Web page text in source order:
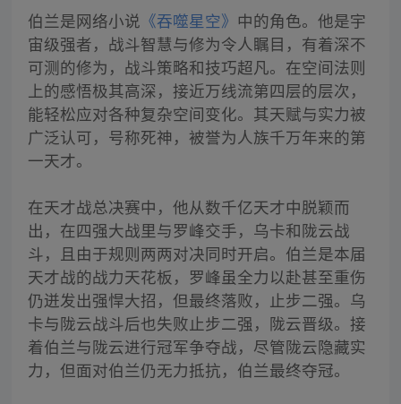
伯兰是网络小说 《吞噬星空》 中的角色。他是宇
宙级强者，战斗智慧与修为令人瞩目，有着深不
可测的修为，战斗策略和技巧超凡。在空间法则
上的感悟极其高深，接近万线流第四层的层次，
能轻松应对各种复杂空间变化。其天赋与实力被
广泛认可，号称死神，被誉为人族千万年来的第
一天才。
在天才战总决赛中，他从数千亿天才中脱颖而
出，在四强大战里与罗峰交手，乌卡和陇云战
斗，且由于规则两两对决同时开启。伯兰是本届
天才战的战力天花板，罗峰虽全力以赴甚至重伤
仍迸发出强悍大招，但最终落败，止步二强。乌
卡与陇云战斗后也失败止步二强，陇云晋级。接
着伯兰与陇云进行冠军争夺战，尽管陇云隐藏实
力，但面对伯兰仍无力抵抗，伯兰最终夺冠。